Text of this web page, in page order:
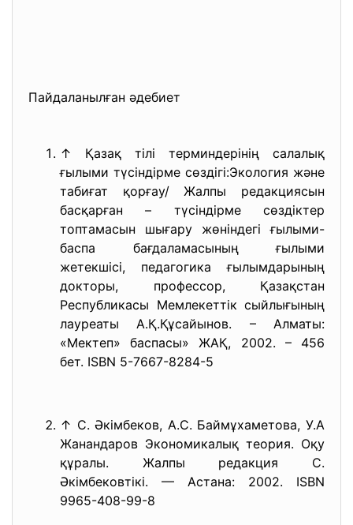
Пайдаланылған әдебиет
↑ Қазақ тілі терминдерінің салалық
ғылыми түсіндірме сөздігі:Экология және
табиғат қорғау/ Жалпы редакциясын
басқарған – түсіндірме сөздіктер
топтамасын шығару жөніндегі ғылыми-
баспа бағдаламасының ғылыми
жетекшісі, педагогика ғылымдарының
докторы, профессор, Қазақстан
Республикасы Мемлекеттік сыйлығының
лауреаты А.Қ.Құсайынов. – Алматы:
«Мектеп» баспасы» ЖАҚ, 2002. – 456
бет. ISBN 5-7667-8284-5
↑ С. Әкімбеков, А.С. Баймұхаметова, У.А
Жанандаров Экономикалық теория. Оқу
құралы. Жалпы редакция С.
Әкімбековтікі. — Астана: 2002. ISBN
9965-408-99-8